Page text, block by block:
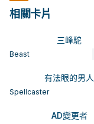
相關卡片
三峰駝
Beast
有法眼的男人
Spellcaster
AD變更者